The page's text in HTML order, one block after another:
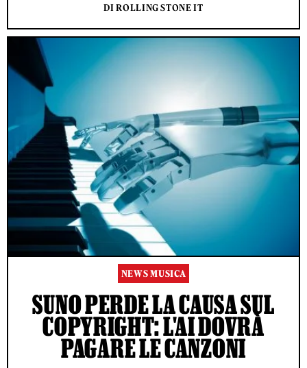
DI ROLLING STONE IT
NEWS MUSICA
SUNO PERDE LA CAUSA SUL
COPYRIGHT: L'AI DOVRÀ
PAGARE LE CANZONI